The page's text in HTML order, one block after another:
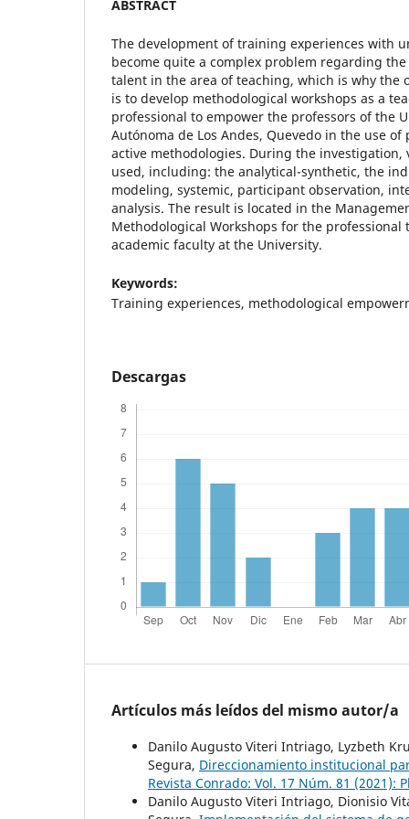
ABSTRACT
The development of training experiences with
become quite a complex problem regarding
talent in the area of teaching, which is why the
is to develop methodological workshops as a
professional to empower the professors of the
Autónoma de Los Andes, Quevedo in the use
active methodologies. During the investigation,
used, including: the analytical-synthetic, the
modeling, systemic, participant observation,
analysis. The result is located in the
Methodological Workshops for the
academic faculty at the University.
Keywords:
Training experiences, methodological
Descargas
Artículos más leídos del mismo autor/a
Danilo Augusto Viteri Intriago, Lyzbeth
Segura, Direccionamiento institucional
Revista Conrado: Vol. 17 Núm. 81
Danilo Augusto Viteri Intriago, Dionisio